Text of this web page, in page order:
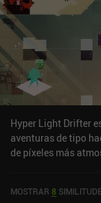
Hyper Light Drifter
aventuras de tipo
de píxeles más
enemigos, correr
MOSTRAR 8